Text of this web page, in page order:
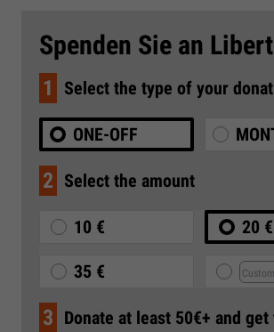
Spenden Sie an
1 Select the type of your
ONE-OFF
2 Select the amount
10 € 20 €
35 €
3 Donate at least 50€+ and